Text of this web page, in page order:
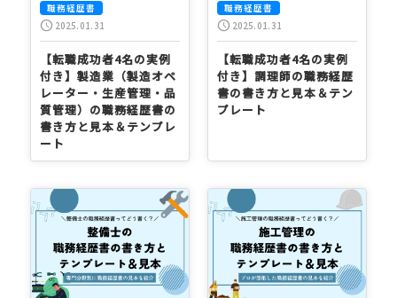
職務経歴書
schedule 2025.01.31
【転職成功者4名の実例
付き】製造業（製造オペ
レーター・生産管理・品
質管理）の職務経歴書の
書き方と見本＆テンプレ
ート
職務経歴書
schedule 2025.01.31
【転職成功者4名の実例
付き】調理師の職務経歴
書の書き方と見本＆テン
プレート